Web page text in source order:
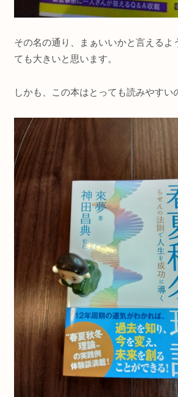
その名の通り、まぁいいかと言えるよ
ても大きいと思います。
しかも、この本はとっても読みやすい